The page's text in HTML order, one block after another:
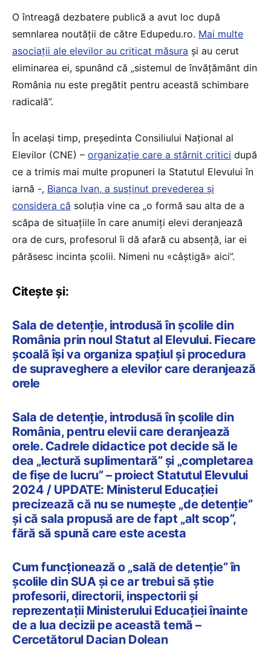
O întreagă dezbatere publică a avut loc după
semnlarea noutății de către Edupedu.ro. Mai multe
asociații ale elevilor au criticat măsura și au cerut
eliminarea ei, spunând că „sistemul de învățământ din
România nu este pregătit pentru această schimbare
radicală”.
În același timp, președinta Consiliului Național al
Elevilor (CNE) – organizație care a stârnit critici după
ce a trimis mai multe propuneri la Statutul Elevului în
iarnă -, Bianca Ivan, a susținut prevederea și
considera că soluția vine ca „o formă sau alta de a
scăpa de situațiile în care anumiți elevi deranjează
ora de curs, profesorul îi dă afară cu absență, iar ei
părăsesc incinta școlii. Nimeni nu «câștigă» aici”.
Citește și:
Sala de detenție, introdusă în școlile din
România prin noul Statut al Elevului. Fiecare
școală își va organiza spațiul și procedura
de supraveghere a elevilor care deranjează
orele
Sala de detenție, introdusă în școlile din
România, pentru elevii care deranjează
orele. Cadrele didactice pot decide să le
dea „lectură suplimentară” și „completarea
de fișe de lucru” – proiect Statutul Elevului
2024 / UPDATE: Ministerul Educației
precizează că nu se numește „de detenție”
și că sala propusă are de fapt „alt scop”,
fără să spună care este acesta
Cum funcționează o „sală de detenție” în
școlile din SUA și ce ar trebui să știe
profesorii, directorii, inspectorii și
reprezentații Ministerului Educației înainte
de a lua decizii pe această temă –
Cercetătorul Dacian Dolean